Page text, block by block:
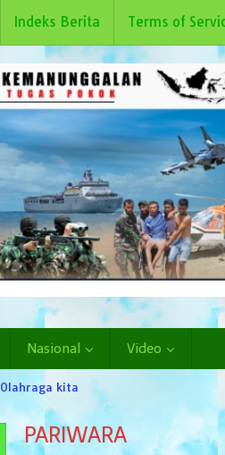
Indeks Berita Terms of
Nasional Video
Olahraga kita
PARIWARA